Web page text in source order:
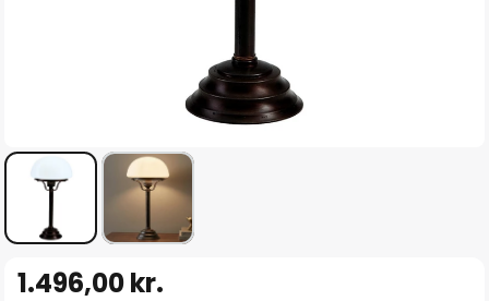
1.496,00 kr.